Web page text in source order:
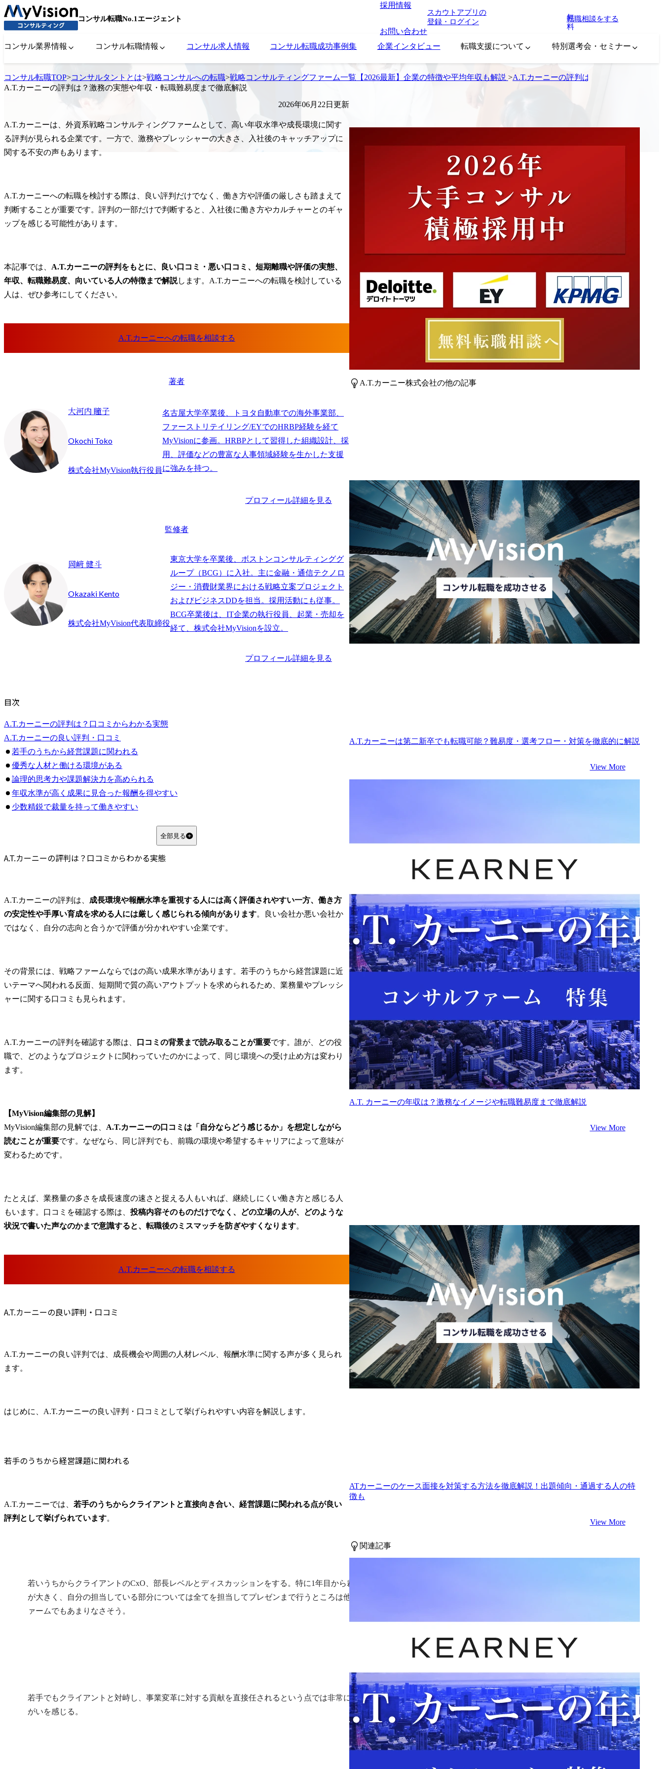
コンサル転職No.1エージェント
採用情報
お問い合わせ
スカウトアプリの
登録・ログイン
無
料
転職相談をする
コンサル業界情報 コンサル転職情報 コンサル求人情報 コンサル転職成功事例集 企業インタビュー 転職支援について 特別選考会・セミナー
コンサル転職TOP>コンサルタントとは>戦略コンサルへの転職>戦略コンサルティングファーム一覧【2026最新】企業の特徴や平均年収も解説 >A.T.カーニーの評判は？激務の実態や年
A.T.カーニーの評判は？激務の実態や年収・転職難易度まで徹底解説
2026年06月22日更新
A.T.カーニーは、外資系戦略コンサルティングファームとして、高い年収水準や成長環境に関す
る評判が見られる企業です。一方で、激務やプレッシャーの大きさ、入社後のキャッチアップに
関する不安の声もあります。
A.T.カーニーへの転職を検討する際は、良い評判だけでなく、働き方や評価の厳しさも踏まえて
判断することが重要です。評判の一部だけで判断すると、入社後に働き方やカルチャーとのギャ
ップを感じる可能性があります。
本記事では、 A.T.カーニーの評判をもとに、良い口コミ・悪い口コミ、短期離職や評価の実態、
年収、転職難易度、向いている人の特徴まで解説します。A.T.カーニーへの転職を検討している
人は、ぜひ参考にしてください。
著者
大河内 瞳子
Okochi Toko
株式会社MyVision執行役員
名古屋大学卒業後、トヨタ自動車での海外事業部、
ファーストリテイリング/EYでのHRBP経験を経て
MyVisionに参画。HRBPとして習得した組織設計、採
用、評価などの豊富な人事領域経験を生かした支援
に強みを持つ。
プロフィール詳細を見る
監修者
岡﨑 健斗
Okazaki Kento
株式会社MyVision代表取締役
東京大学を卒業後、ボストンコンサルティンググ
ループ（BCG）に入社。主に金融・通信テクノロ
ジー・消費財業界における戦略立案プロジェクト
およびビジネスDDを担当。採用活動にも従事。
BCG卒業後は、IT企業の執行役員、起業・売却を
プロフィール詳細を見る
目次
A.T.カーニーの評判は？口コミからわかる実態
A.T.カーニーの良い評判・口コミ
若手のうちから経営課題に関われる
優秀な人材と働ける環境がある
論理的思考力や課題解決力を高められる
年収水準が高く成果に見合った報酬を得やすい
少数精鋭で裁量を持って働きやすい
プロジェクトによっては残業が増え激務になりやすい
高い成果を求められるためプレッシャーが大きい
半年でクビになるという噂の実態
短期離職につながりやすい要因
評価で見られやすいポイント
休日・休暇はプロジェクトの繁忙度に左右される
柔軟な働き方や社内交流を支える制度もある
A.T.カーニーの年収・初任給
A.T.カーニーの転職難易度
A.T.カーニーの学歴フィルターの実態
採用大学に見られる傾向
A.T.カーニーに向いている人
A.T.カーニーに向いていない人
A.T.カーニーへの転職を成功させるポイント
現職での実績をコンサル適性に置き換えて伝える
A.T.カーニーの評判に関するFAQ
A.T.カーニーからの転職先にはどのような選択肢がありますか？
A.T.カーニーは未経験からでも転職できますか？
全部見る
A.T.カーニーの評判は？口コミからわかる実態
A.T.カーニーの評判は、 成長環境や報酬水準を重視する人には高く評価されやすい一方、働き方
の安定性や手厚い育成を求める人には厳しく感じられる傾向があります。良い会社か悪い会社か
ではなく、自分の志向と合うかで評価が分かれやすい企業です。
その背景には、戦略ファームならではの高い成果水準があります。若手のうちから経営課題に近
いテーマへ関われる反面、短期間で質の高いアウトプットを求められるため、業務量やプレッシ
ャーに関する口コミも見られます。
A.T.カーニーの評判を確認する際は、 口コミの背景まで読み取ることが重要です。誰が、どの役
職で、どのようなプロジェクトに関わっていたのかによって、同じ環境への受け止め方は変わり
ます。
【MyVision編集部の見解】
MyVision編集部の見解では、 A.T.カーニーの口コミは「自分ならどう感じるか」を想定しながら
読むことが重要です。なぜなら、同じ評判でも、前職の環境や希望するキャリアによって意味が
変わるためです。
たとえば、業務量の多さを成長速度の速さと捉える人もいれば、継続しにくい働き方と感じる人
もいます。口コミを確認する際は、投稿内容そのものだけでなく、どの立場の人が、どのような
状況で書いた声なのかまで意識すると、転職後のミスマッチを防ぎやすくなります。
A.T.カーニーの良い評判・口コミ
A.T.カーニーの良い評判では、成長機会や周囲の人材レベル、報酬水準に関する声が多く見られ
ます。
はじめに、A.T.カーニーの良い評判・口コミとして挙げられやすい内容を解説します。
若手のうちから経営課題に関われる
A.T.カーニーでは、 若手のうちからクライアントと直接向き合い、経営課題に関われる点が良い
評判として挙げられています。
若いうちからクライアントのCxO、部長レベルとディスカッションをする。特に1年目から裁量
が大きく、自分の担当している部分については全てを担当してプレゼンまで行うところは他のフ
ァームでもあまりなさそう。
若手でもクライアントと対峙し、事業変革に対する貢献を直接任されるという点では非常にやり
がいを感じる。
A.T.カーニー株式会社の他の記事
A.T.カーニーは第二新卒でも転職可能？難易度・選考フロー・対策を徹底的に解説
View More
A.T. カーニーの年収は？激務なイメージや転職難易度まで徹底解説
View More
ATカーニーのケース面接を対策する方法を徹底解説！出題傾向・通過する人の特
徴も
View More
関連記事